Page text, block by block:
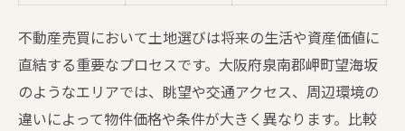
不動産売買において土地選びは将来の生活や資産価値に
直結する重要なプロセスです。大阪府泉南郡岬町望海坂
のようなエリアでは、眺望や交通アクセス、周辺環境の
違いによって物件価格や条件が大きく異なります。比較